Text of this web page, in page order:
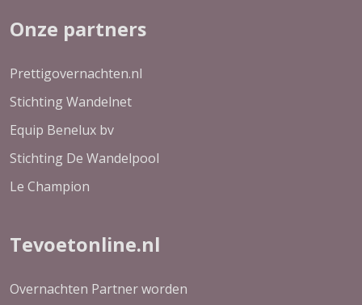
Onze partners
Prettigovernachten.nl
Stichting Wandelnet
Equip Benelux bv
Stichting De Wandelpool
Le Champion
Tevoetonline.nl
Overnachten Partner worden